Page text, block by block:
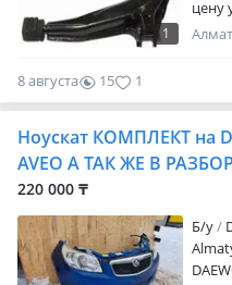
1
цену
8 августа 15 1
Ноускат КОМПЛЕКТ на
AVEO А ТАК ЖЕ В
220 000 ₸
Б/y